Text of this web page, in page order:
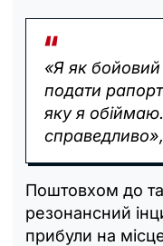
«Я як бойовий
подати
яку я
Поштовхом до
резонансний
прибули на